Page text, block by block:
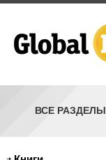
ВСЕ РАЗДЕЛЫ